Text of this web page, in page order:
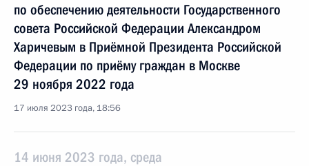
по обеспечению деятельности Государственного
совета Российской Федерации Александром
Харичевым в Приёмной Президента Российской
Федерации по приёму граждан в Москве
29 ноября 2022 года
17 июля 2023 года, 18:56
14 июня 2023 года, среда